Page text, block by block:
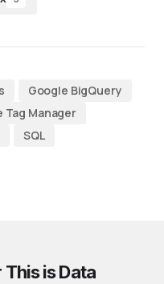
Google BigQuery
Tag Manager
SQL
is Data